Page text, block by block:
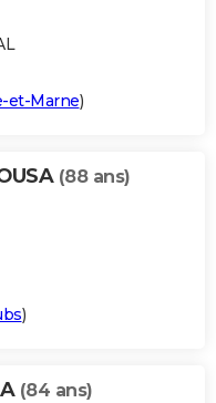
et-Marne)
(88 ans)
)
(84 ans)